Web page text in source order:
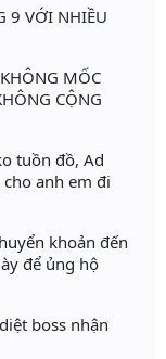
9 VỚI NHIỀU
MỐC
CỘNG
tuồn đồ, Ad
anh em đi
khoản đến
để ủng hộ
boss nhận